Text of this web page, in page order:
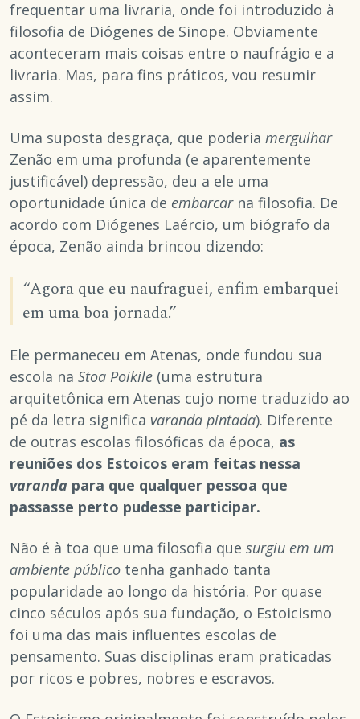
frequentar uma livraria, onde foi introduzido à
filosofia de Diógenes de Sinope. Obviamente
aconteceram mais coisas entre o naufrágio e a
livraria. Mas, para fins práticos, vou resumir
assim.
Uma suposta desgraça, que poderia mergulhar
Zenão em uma profunda (e aparentemente
justificável) depressão, deu a ele uma
oportunidade única de embarcar na filosofia. De
acordo com Diógenes Laércio, um biógrafo da
época, Zenão ainda brincou dizendo:
“Agora que eu naufraguei, enfim embarquei
em uma boa jornada.”
Ele permaneceu em Atenas, onde fundou sua
escola na Stoa Poikile (uma estrutura
arquitetônica em Atenas cujo nome traduzido ao
pé da letra significa varanda pintada). Diferente
de outras escolas filosóficas da época, as
reuniões dos Estoicos eram feitas nessa
varanda para que qualquer pessoa que
passasse perto pudesse participar.
Não é à toa que uma filosofia que surgiu em um
ambiente público tenha ganhado tanta
popularidade ao longo da história. Por quase
cinco séculos após sua fundação, o Estoicismo
foi uma das mais influentes escolas de
pensamento. Suas disciplinas eram praticadas
por ricos e pobres, nobres e escravos.